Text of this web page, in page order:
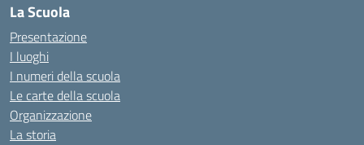
La Scuola
Presentazione
I luoghi
I numeri della scuola
Le carte della scuola
Organizzazione
La storia